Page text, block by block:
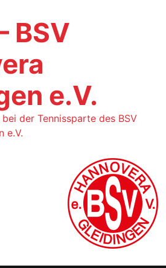
BSV
e.V.
der Tennissparte des BSV
e.V.